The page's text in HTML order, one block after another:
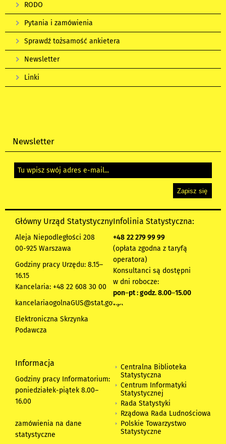
RODO
Pytania i zamówienia
Sprawdź tożsamość ankietera
Newsletter
Linki
Newsletter
Główny Urząd Statystyczny
Aleja Niepodległości 208
00-925 Warszawa
Godziny pracy Urzędu: 8.15–
16.15
Kancelaria: +48 22 608 30 00
kancelariaogolnaGUS@stat.gov.pl
Elektroniczna Skrzynka
Podawcza
Infolinia Statystyczna:
+48 22 279 99 99
(opłata zgodna z taryfą
operatora)
Konsultanci są dostępni
w dni robocze:
pon–pt : godz. 8.00–15.00
Informacja
Godziny pracy Informatorium:
poniedziałek-piątek 8.00–
16.00
zamówienia na dane
statystyczne
Centralna Biblioteka
Statystyczna
Centrum Informatyki
Statystycznej
Rada Statystyki
Rządowa Rada Ludnościowa
Polskie Towarzystwo
Statystyczne